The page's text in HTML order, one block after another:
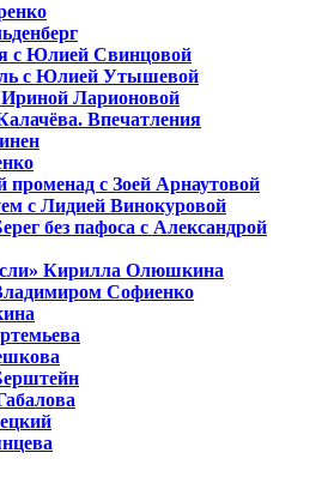
с Юлией Свинцовой
с Юлией Утышевой
Ларионовой
Впечатления
променад с Зоей Арнаутовой
с Лидией Винокуровой
без пафоса с Александрой
Кирилла Олюшкина
Софиенко